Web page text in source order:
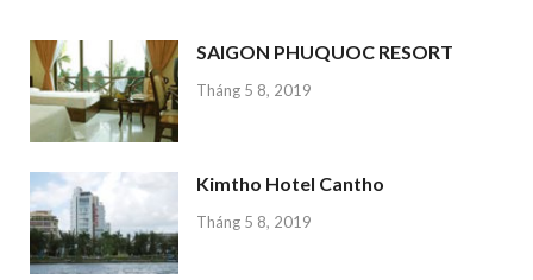
SAIGON PHUQUOC RESORT
Tháng 5 8, 2019
Kimtho Hotel Cantho
Tháng 5 8, 2019